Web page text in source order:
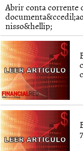
Abrir conta corrente
nisso&hellip;